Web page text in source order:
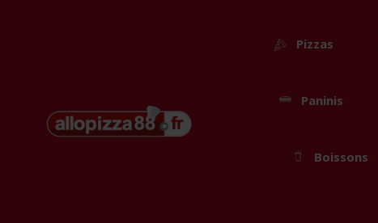
Passer
Aller
Pizzas
Paninis
Boissons